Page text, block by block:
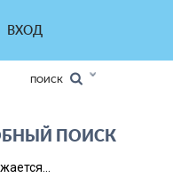
ВХОД
ПОИСК
ПОИСК